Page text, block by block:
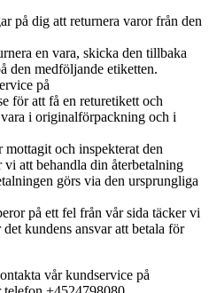
på dig att returnera varor från den
en vara, skicka den tillbaka
den medföljande etiketten.
på
för att få en returetikett och
i originalförpackning och i
mottagit och inspekterat den
vi att behandla din återbetalning
görs via den ursprungliga
på ett fel från vår sida täcker vi
kundens ansvar att betala för
vår kundservice på